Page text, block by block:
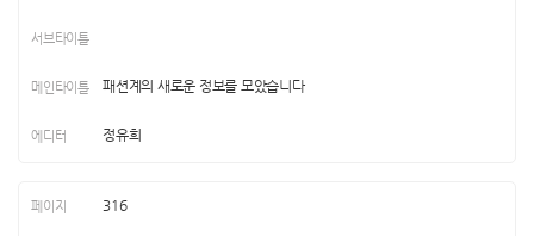
패션계의 새로운 정보를 모았습니다
정유희
316